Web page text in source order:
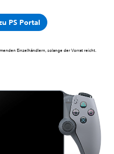
PS Portal
Einzelhändlern, solange der Vorrat reicht.